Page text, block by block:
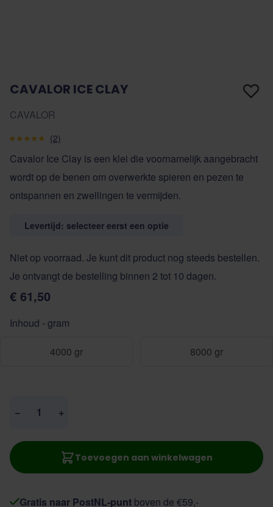
CAVALOR ICE CLAY
CAVALOR
(2)
Cavalor Ice Clay is een klei die voornamelijk aangebracht
wordt op de benen om overwerkte spieren en pezen te
ontspannen en zwellingen te vermijden.
Levertijd: selecteer eerst een optie
Niet op voorraad. Je kunt dit product nog steeds bestellen.
Je ontvangt de bestelling binnen 2 tot 10 dagen.
€ 61,50
Inhoud - gram
4000 gr 8000 gr
− +
Toevoegen aan winkelwagen
Gratis naar PostNL-punt boven de €59,-